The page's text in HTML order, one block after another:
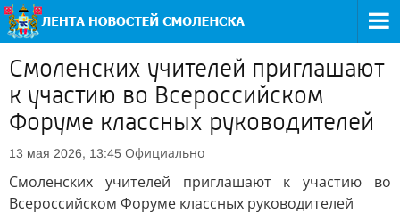
Смоленских учителей приглашают
к участию во Всероссийском
Форуме классных руководителей
13 мая 2026, 13:45 Официально
Смоленских учителей приглашают к участию во
Всероссийском Форуме классных руководителей